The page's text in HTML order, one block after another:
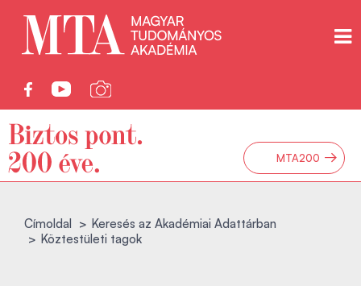
MTA200 →
Címoldal
Keresés az Akadémiai Adattárban
Köztestületi tagok